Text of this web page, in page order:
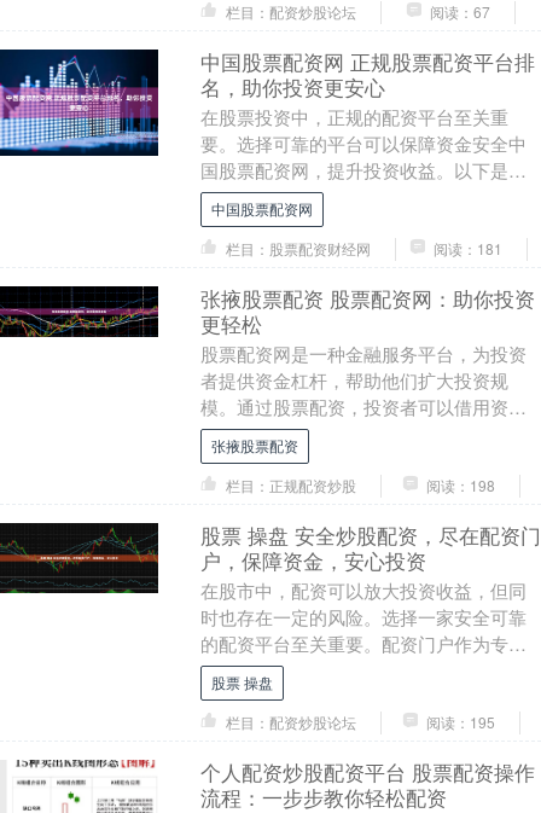
栏目：配资炒股论坛
阅读：67
中国股票配资网 正规股票配资平台排
名，助你投资更安心
在股票投资中，正规的配资平台至关重
要。选择可靠的平台可以保障资金安全中
国股票配资网，提升投资收益。以下是一
份正规股票配资平台排名，供投资者参
考： * **放大收....
中国股票配资网
栏目：股票配资财经网
阅读：181
张掖股票配资 股票配资网：助你投资
更轻松
股票配资网是一种金融服务平台，为投资
者提供资金杠杆，帮助他们扩大投资规
模。通过股票配资，投资者可以借用资
金，放大其投资收益潜力。 与传统投资方
式相比，股票配资具....
张掖股票配资
栏目：正规配资炒股
阅读：198
股票 操盘 安全炒股配资，尽在配资门
户，保障资金，安心投资
在股市中，配资可以放大投资收益，但同
时也存在一定的风险。选择一家安全可靠
的配资平台至关重要。配资门户作为专业
的配资平台，为您提供安全炒股配资服务
股票 操盘，保障....
股票 操盘
栏目：配资炒股论坛
阅读：195
个人配资炒股配资平台 股票配资操作
流程：一步步教你轻松配资